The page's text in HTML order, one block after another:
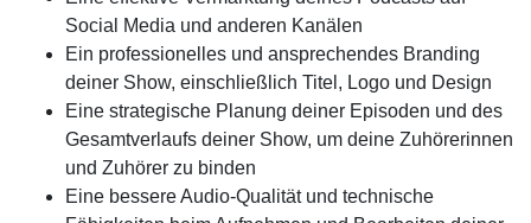
Social Media und anderen Kanälen
Ein professionelles und ansprechendes Branding
deiner Show, einschließlich Titel, Logo und Design
Eine strategische Planung deiner Episoden und des
Gesamtverlaufs deiner Show, um deine Zuhörerinnen
und Zuhörer zu binden
Eine bessere Audio-Qualität und technische